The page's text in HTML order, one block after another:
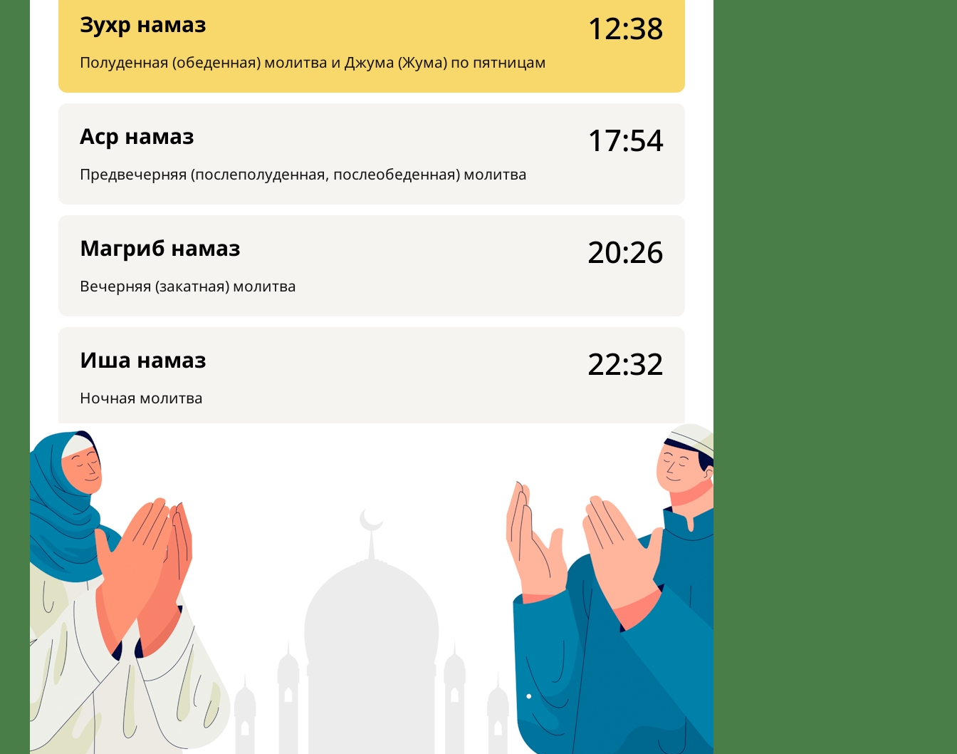
Зухр намаз
Полуденная (обеденная) молитва и Джума (Жума) по пятницам
12:38
Аср намаз
Предвечерняя (послеполуденная, послеобеденная) молитва
17:54
Магриб намаз
Вечерняя (закатная) молитва
20:26
Иша намаз
Ночная молитва
22:32